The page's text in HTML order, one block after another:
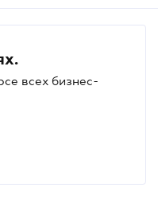
всех бизнес-